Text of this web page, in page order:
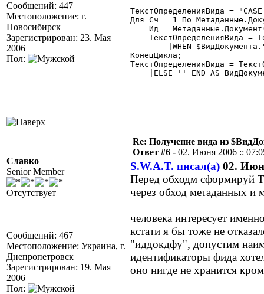
Сообщений: 447
Местоположение: г.
Новосибирск
Зарегистрирован: 23. Мая
2006
Пол:
ТекстОпределенияВида =
Для Сч = 1 По
Ид =
ТекстОпределенияВида =
|WHEN
КонецЦикла;
ТекстОпределенияВида =
|ELSE '' END AS
Славко
Senior Member
Отсутствует
Сообщений: 467
Местоположение: Украина, г.
Днепропетровск
Зарегистрирован: 19. Мая
2006
Пол:
Re: Получение вида из
Ответ #6 - 02. Июня 2006 ::
S.W.A.T. писал(а) 02.
Перед обходм сформируй
через обход метаданных и
человека интересует
кстати я бы тоже не
"иддокдфу", допустим
идентификаторы фида
оно нигде не хранится